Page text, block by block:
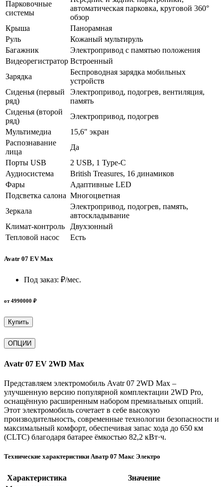
Парковочные
системы
автоматическая парковка, круговой 360°
обзор
Крыша
Панорамная
Руль
Кожаный мультируль
Багажник
Электропривод с памятью положения
Видеорегистратор Встроенный
Зарядка
Беспроводная зарядка мобильных
устройств
Сиденья (первый
ряд)
Электропривод, подогрев, вентиляция,
память
Сиденья (второй
ряд)
Электропривод, подогрев
Мультимедиа
15,6" экран
Распознавание
лица
Да
Порты USB
2 USB, 1 Type-C
Аудиосистема
British Treasures, 16 динамиков
Фары
Адаптивные LED
Подсветка салона Многоцветная
Зеркала
Электропривод, подогрев, память,
автоскладывание
Климат-контроль
Двухзонный
Тепловой насос
Есть
Avatr 07 EV Max
Под заказ: ₽/мес.
от 4990000 ₽
Купить
ОПЦИИ
Avatr 07 EV 2WD Max
Представляем электромобиль Avatr 07 2WD Max –
улучшенную версию популярной комплектации 2WD Pro,
оснащённую расширенным набором премиальных опций.
Этот электромобиль сочетает в себе высокую
производительность, современные технологии безопасности и
максимальный комфорт, обеспечивая запас хода до 650 км
(CLTC) благодаря батарее ёмкостью 82,2 кВт·ч.
Технические характеристики Аватр 07 Макс Электро
Характеристика
Значение